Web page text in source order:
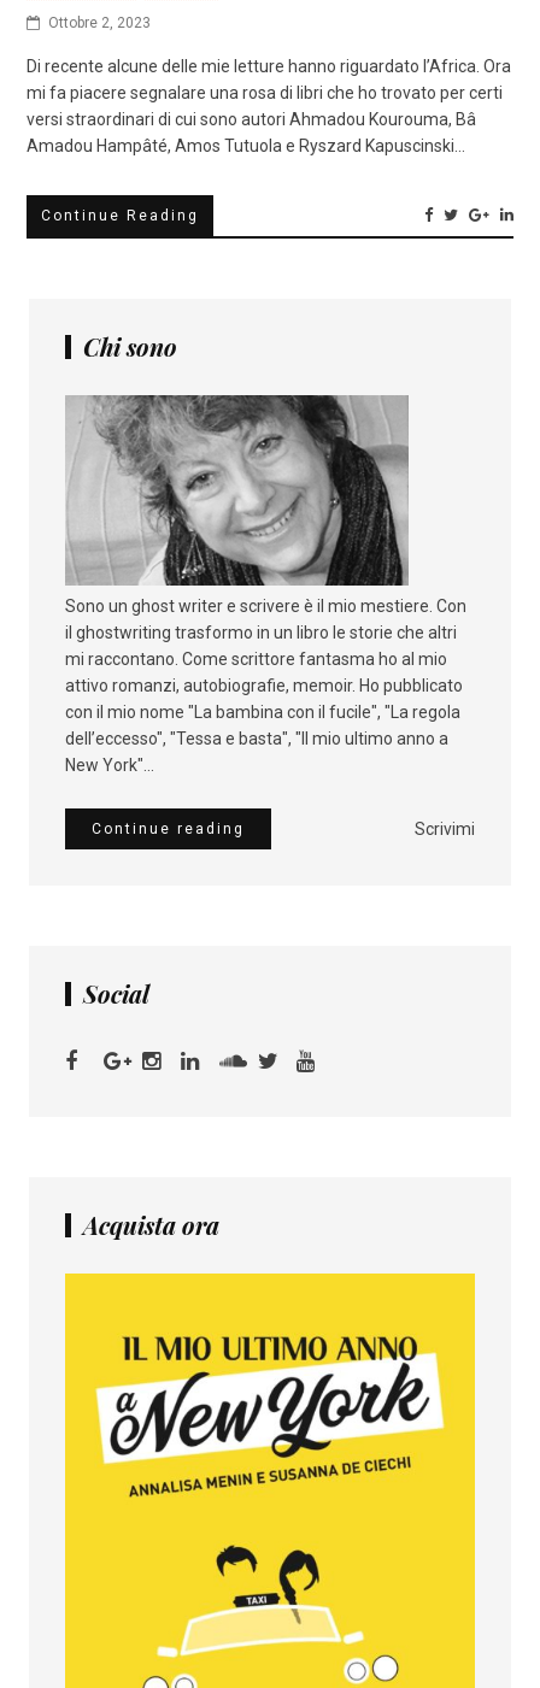
Ottobre 2, 2023
Di recente alcune delle mie letture hanno riguardato l’Africa. Ora
mi fa piacere segnalare una rosa di libri che ho trovato per certi
versi straordinari di cui sono autori Ahmadou Kourouma, Bâ
Amadou Hampâté, Amos Tutuola e Ryszard Kapuscinski…
Continue Reading
Chi sono
Sono un ghost writer e scrivere è il mio mestiere. Con
il ghostwriting trasformo in un libro le storie che altri
mi raccontano. Come scrittore fantasma ho al mio
attivo romanzi, autobiografie, memoir. Ho pubblicato
con il mio nome "La bambina con il fucile", "La regola
dell’eccesso", "Tessa e basta", "Il mio ultimo anno a
New York"...
Scrivimi
Continue reading
Social
Acquista ora